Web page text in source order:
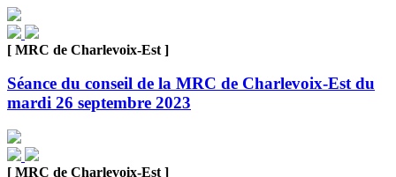
[ MRC de Charlevoix-Est ]
Séance du conseil de la MRC de Charlevoix-Est du
mardi 26 septembre 2023
[ MRC de Charlevoix-Est ]